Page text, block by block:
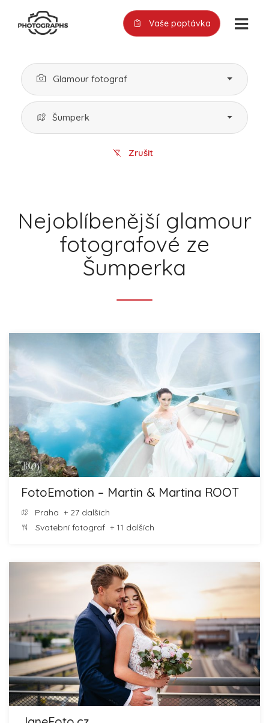
Vaše poptávka
Glamour fotograf
Šumperk
Zrušit
Nejoblíbenější glamour
fotografové ze
Šumperka
FotoEmotion – Martin & Martina ROOT
Praha + 27 dalších
Svatební fotograf + 11 dalších